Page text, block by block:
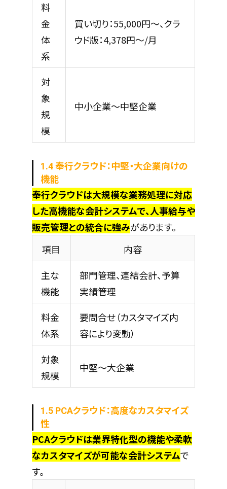
料
金
体
系
買い切り：55,000円～、クラ
ウド版：4,378円～/月
対
象
規
模
中小企業～中堅企業
1.4 奉行クラウド：中堅・大企業向けの
機能
奉行クラウドは大規模な業務処理に対応
した高機能な会計システムで、人事給与や
販売管理との統合に強みがあります。
項目
内容
主な
機能
部門管理、連結会計、予算
実績管理
料金
体系
要問合せ（カスタマイズ内
容により変動）
対象
規模
中堅～大企業
1.5 PCAクラウド：高度なカスタマイズ
性
PCAクラウドは業界特化型の機能や柔軟
なカスタマイズが可能な会計システムで
す。